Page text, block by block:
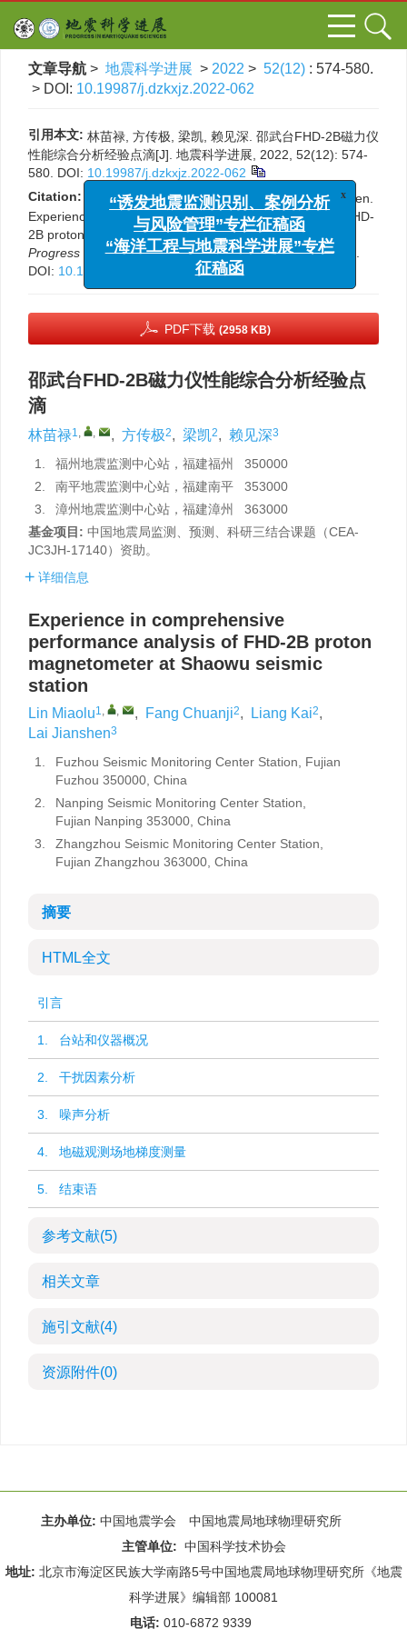
文章导航 > 地震科学进展 > 2022 > 52(12) : 574-580.
> DOI: 10.19987/j.dzkxjz.2022-062
引用本文: 林苗禄, 方传极, 梁凯, 赖见深. 邵武台FHD-2B磁力仪
性能综合分析经验点滴[J]. 地震科学进展, 2022, 52(12): 574-
580. DOI: 10.19987/j.dzkxjz.2022-062
Citation:
Lin Miaolu, Fang Chuanji, Liang Kai, Lai Jianshen.
Experience in comprehensive performance analysis of FHD-
2B proton magnetometer at Shaowu seismic station[J].
Progress in Earthquake Sciences, 2022, 52(12): 574-580.
DOI: 10.19987/j.dzkxjz.2022-062
PDF下载 (2958 KB)
邵武台FHD-2B磁力仪性能综合分析经验点
滴
林苗禄1, , , 方传极2, 梁凯2, 赖见深3
1.
福州地震监测中心站，福建福州 350000
2.
南平地震监测中心站，福建南平 353000
3.
漳州地震监测中心站，福建漳州 363000
基金项目: 中国地震局监测、预测、科研三结合课题（CEA-
JC3JH-17140）资助。
详细信息
Experience in comprehensive
performance analysis of FHD-2B proton
magnetometer at Shaowu seismic
station
Lin Miaolu1, , , Fang Chuanji2, Liang Kai2,
Lai Jianshen3
1.
Fuzhou Seismic Monitoring Center Station, Fujian
Fuzhou 350000, China
2.
Nanping Seismic Monitoring Center Station,
Fujian Nanping 353000, China
3.
Zhangzhou Seismic Monitoring Center Station,
Fujian Zhangzhou 363000, China
摘要
HTML全文
引言
1. 台站和仪器概况
2. 干扰因素分析
3. 噪声分析
4. 地磁观测场地梯度测量
5. 结束语
参考文献(5)
相关文章
施引文献(4)
资源附件(0)
主办单位: 中国地震学会 中国地震局地球物理研究所
主管单位: 中国科学技术协会
地址: 北京市海淀区民族大学南路5号中国地震局地球物理研究所《地震
科学进展》编辑部 100081
电话: 010-6872 9339
“诱发地震监测识别、案例分析
与风险管理”专栏征稿函
“海洋工程与地震科学进展”专栏
征稿函